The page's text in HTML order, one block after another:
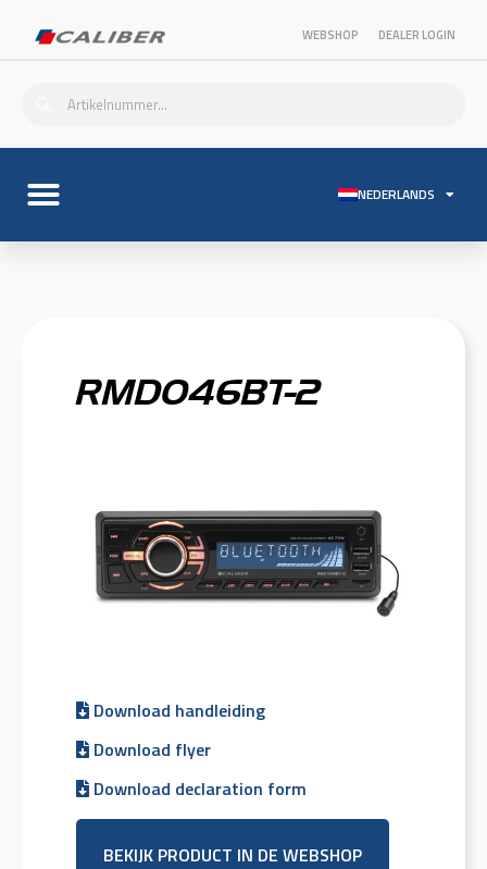
WEBSHOP DEALER LOGIN
NEDERLANDS
RMD046BT-2
Download handleiding
Download flyer
Download declaration form
BEKIJK PRODUCT IN DE WEBSHOP